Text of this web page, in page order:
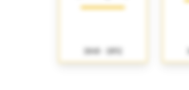
1848 - 1892